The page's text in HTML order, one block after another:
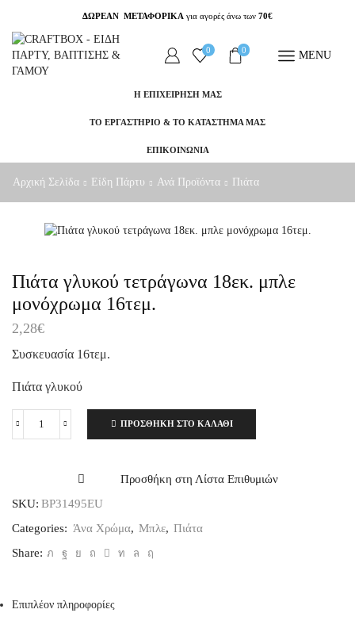
ΔΩΡΕΑΝ ΜΕΤΑΦΟΡΙΚΑ για αγορές άνω των 70€
0 0 MENU
Η ΕΠΙΧΕΙΡΗΣΗ ΜΑΣ
ΤΟ ΕΡΓΑΣΤΗΡΙΟ & ΤΟ ΚΑΤΑΣΤΗΜΑ ΜΑΣ
ΕΠΙΚΟΙΝΩΝΙΑ
Αρχική Σελίδα Είδη Πάρτυ Ανά Προϊόντα Πιάτα
Πιάτα γλυκού τετράγωνα 18εκ. μπλε
μονόχρωμα 16τεμ.
2,28€
Συσκευασία 16τεμ.
Πιάτα γλυκού
Πιάτα
μονόχρωμα
16τεμ.
ΠΡΟΣΘΉΚΗ ΣΤΟ ΚΑΛΆΘΙ
Προσθήκη στη Λίστα Επιθυμιών
SKU: BP31495EU
Categories: Άνα Χρώμα, Μπλε, Πιάτα
Share:
Επιπλέον πληροφορίες